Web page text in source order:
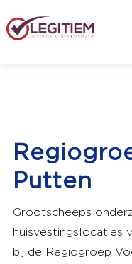
Putten
Grootscheeps
huisvestingslocaties
bij de Regiogroep